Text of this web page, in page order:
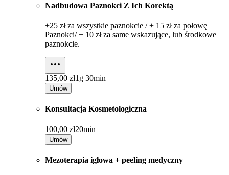
Nadbudowa Paznokci Z Ich Korektą
+25 zł za wszystkie paznokcie / + 15 zł za połowę
Paznokci/ + 10 zł za same wskazujące, lub środkowe
paznokcie.
135,00 zł1g 30min
Umów
Konsultacja Kosmetologiczna
100,00 zł20min
Umów
Mezoterapia igłowa + peeling medyczny